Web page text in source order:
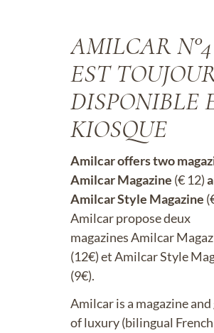
AMILCAR N°4
EST
DISPONIBLE
KIOSQUE
Amilcar offers two
Amilcar Magazine (€ 12)
Amilcar Style Magazine
Amilcar propose deux
magazines Amilcar
(12€) et Amilcar Style
(9€).
Amilcar is a magazine
of luxury (bilingual